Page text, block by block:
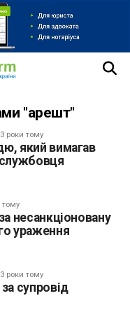
"арешт"
3 роки тому
який вимагав
тому
несанкціоновану
ураження
3 роки тому
супровід